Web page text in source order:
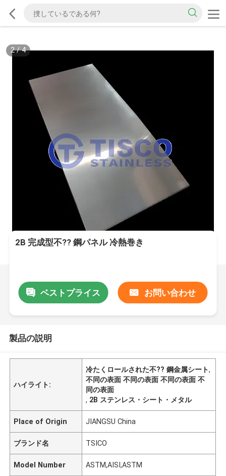
2/4
2B 完成型不?? 鋼パネル 冷熱巻き
ベストプライス お問い合わせ
製品の説明
ハイライト:
冷たくロールされた不?? 鋼金属シート,
不同の表面 不同の表面 不同の表面 不
同の表面
, 2B ステンレス・シート・メタル
Place of Origin JIANGSU China
ブランド名 TSICO
Model Number ASTM,AISI,ASTM